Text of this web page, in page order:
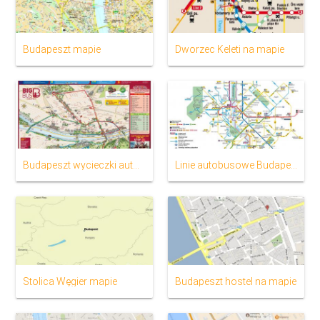
Budapeszt mapie Dworzec Keleti na mapie
Linie autobusowe Budapeszt mapie
Stolica Węgier mapie Budapeszt hostel na mapie